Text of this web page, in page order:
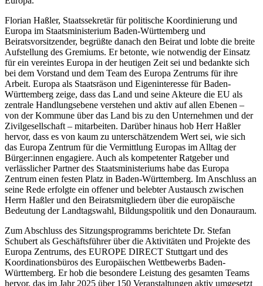
Florian Haßler, Staatssekretär für politische Koordinierung und
Europa im Staatsministerium Baden-Württemberg und
Beiratsvorsitzender, begrüßte danach den Beirat und lobte die breite
Aufstellung des Gremiums. Er betonte, wie notwendig der Einsatz
für ein vereintes Europa in der heutigen Zeit sei und bedankte sich
bei dem Vorstand und dem Team des Europa Zentrums für ihre
Arbeit. Europa als Staatsräson und Eigeninteresse für Baden-
Württemberg zeige, dass das Land und seine Akteure die EU als
zentrale Handlungsebene verstehen und aktiv auf allen Ebenen –
von der Kommune über das Land bis zu den Unternehmen und der
Zivilgesellschaft – mitarbeiten. Darüber hinaus hob Herr Haßler
hervor, dass es von kaum zu unterschätzendem Wert sei, wie sich
das Europa Zentrum für die Vermittlung Europas im Alltag der
Bürger:innen engagiere. Auch als kompetenter Ratgeber und
verlässlicher Partner des Staatsministeriums habe das Europa
Zentrum einen festen Platz in Baden-Württemberg. Im Anschluss an
seine Rede erfolgte ein offener und belebter Austausch zwischen
Herrn Haßler und den Beiratsmitgliedern über die europäische
Bedeutung der Landtagswahl, Bildungspolitik und den Donauraum.
Zum Abschluss des Sitzungsprogramms berichtete Dr. Stefan
Schubert als Geschäftsführer über die Aktivitäten und Projekte des
Europa Zentrums, des EUROPE DIRECT Stuttgart und des
Koordinationsbüros des Europäischen Wettbewerbs Baden-
Württemberg. Er hob die besondere Leistung des gesamten Teams
hervor, das im Jahr 2025 über 150 Veranstaltungen aktiv umgesetzt